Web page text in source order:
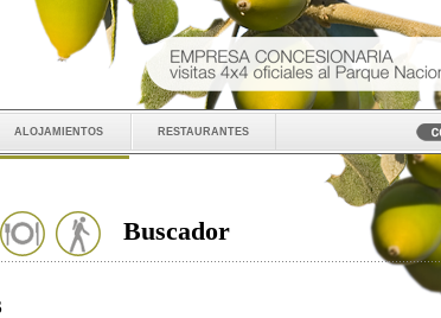
alojamientos restaurantes
Buscador